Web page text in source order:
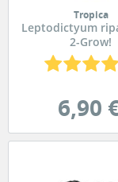
Tropica
Leptodictyum
2-Grow!
6,90